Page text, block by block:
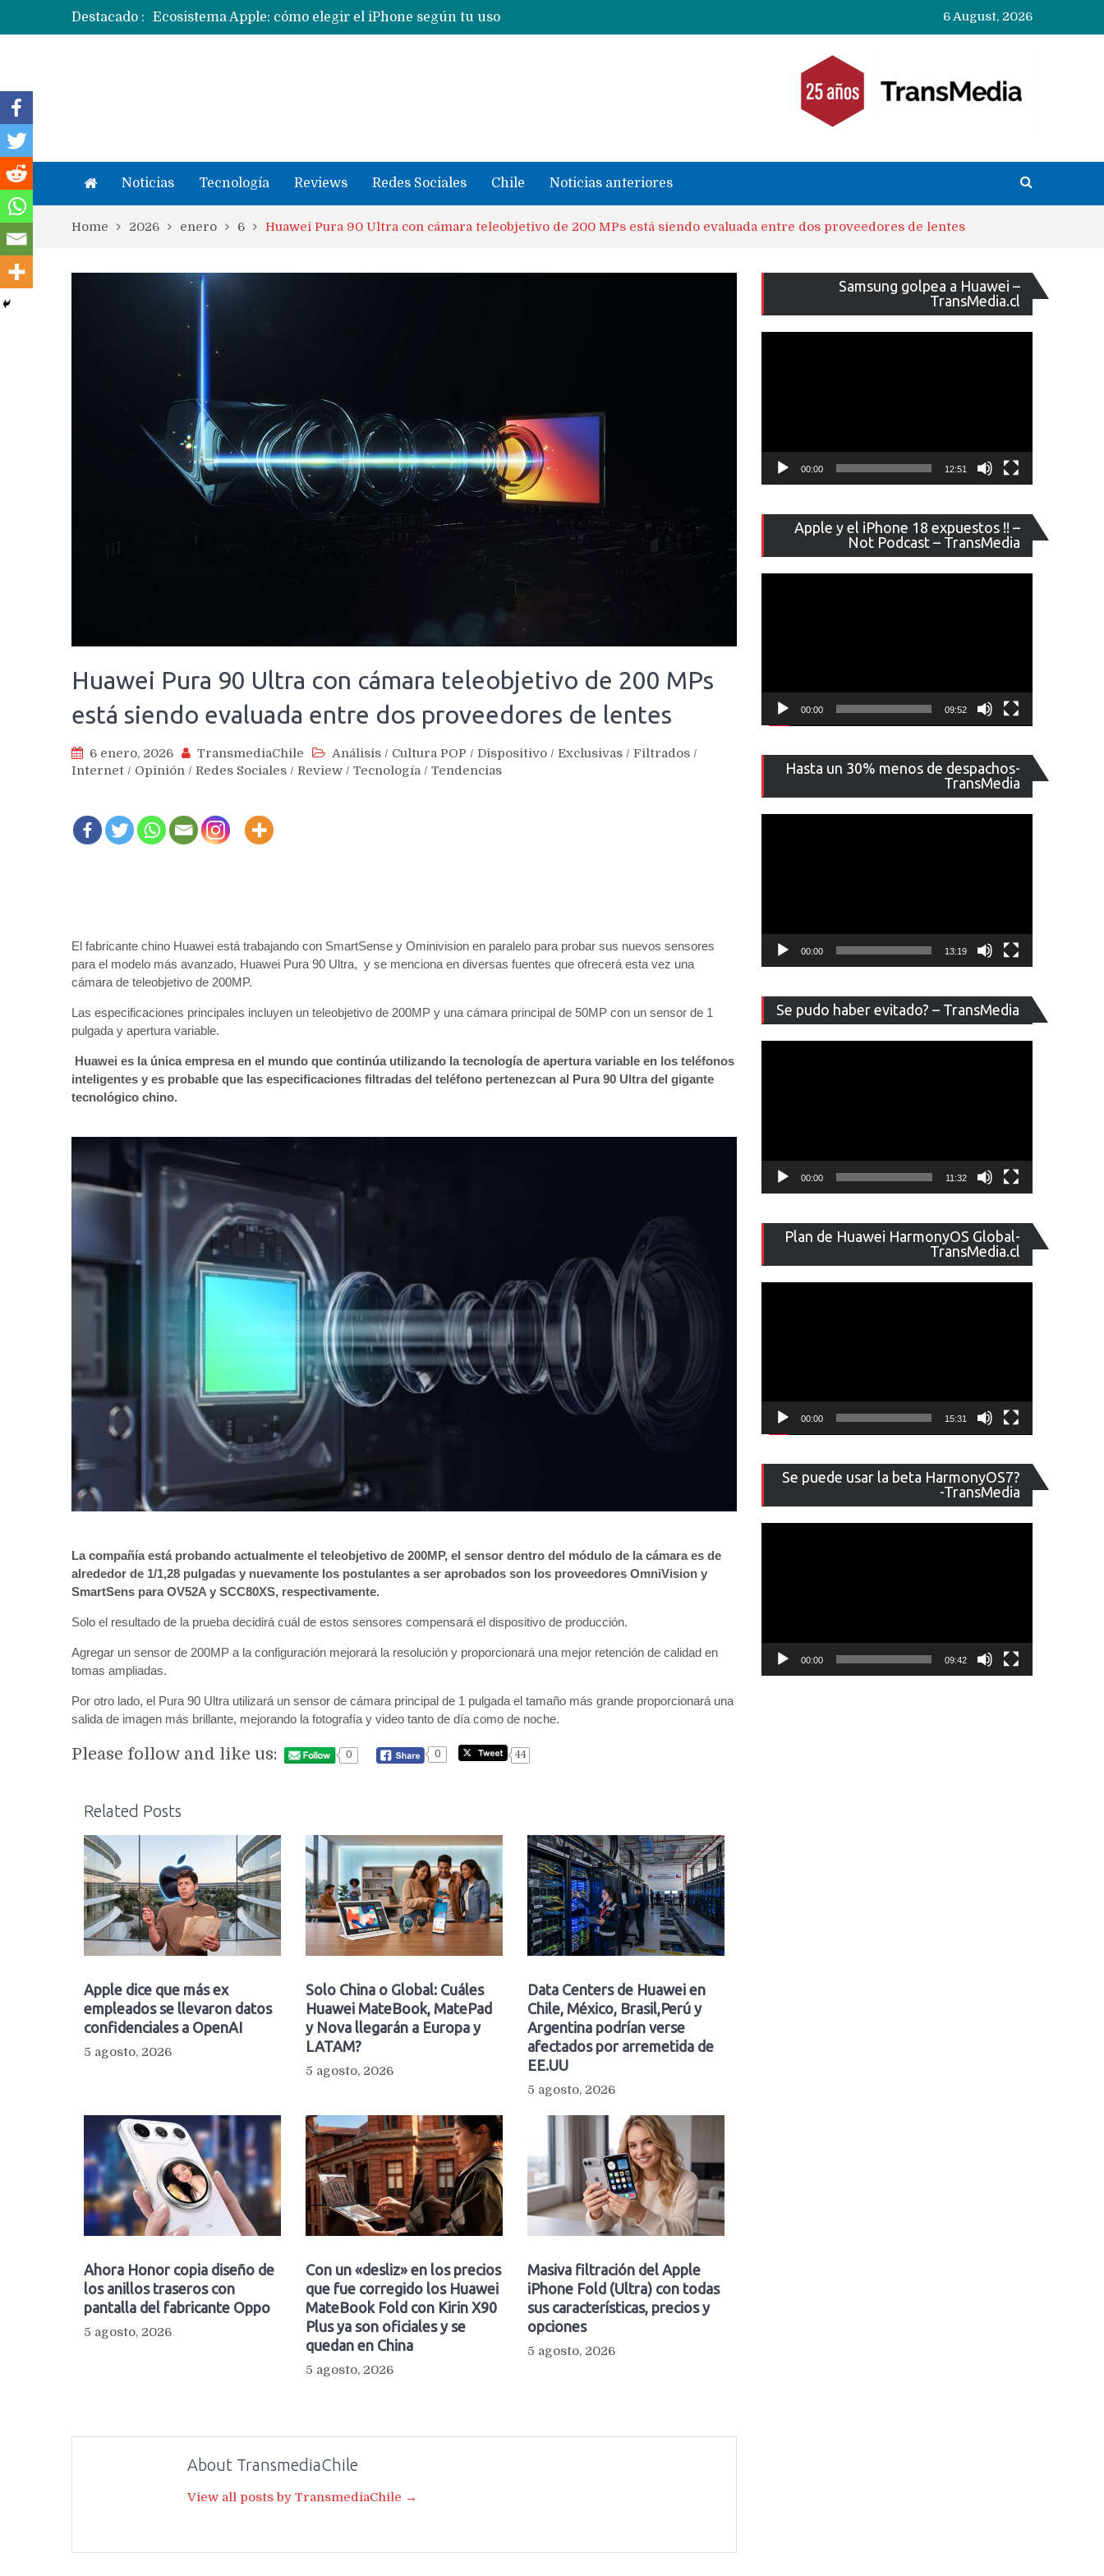
Destacado :
Ecosistema Apple: cómo elegir el iPhone según tu uso
6 August, 2026
Noticias Tecnología Reviews Redes Sociales Chile Noticias anteriores
Home 2026 enero 6 Huawei Pura 90 Ultra con cámara teleobjetivo de 200 MPs está siendo evaluada entre dos proveedores de lentes
Huawei Pura 90 Ultra con cámara teleobjetivo de 200 MPs
está siendo evaluada entre dos proveedores de lentes
6 enero, 2026 TransmediaChile Análisis / Cultura POP / Dispositivo / Exclusivas / Filtrados /
Internet / Opinión / Redes Sociales / Review / Tecnología / Tendencias
El fabricante chino Huawei está trabajando con SmartSense y Ominivision en paralelo para probar sus nuevos sensores
para el modelo más avanzado, Huawei Pura 90 Ultra, y se menciona en diversas fuentes que ofrecerá esta vez una
cámara de teleobjetivo de 200MP.
Las especificaciones principales incluyen un teleobjetivo de 200MP y una cámara principal de 50MP con un sensor de 1
pulgada y apertura variable.
Huawei es la única empresa en el mundo que continúa utilizando la tecnología de apertura variable en los teléfonos
inteligentes y es probable que las especificaciones filtradas del teléfono pertenezcan al Pura 90 Ultra del gigante
tecnológico chino.
La compañía está probando actualmente el teleobjetivo de 200MP, el sensor dentro del módulo de la cámara es de
alrededor de 1/1,28 pulgadas y nuevamente los postulantes a ser aprobados son los proveedores OmniVision y
SmartSens para OV52A y SCC80XS, respectivamente.
Solo el resultado de la prueba decidirá cuál de estos sensores compensará el dispositivo de producción.
Agregar un sensor de 200MP a la configuración mejorará la resolución y proporcionará una mejor retención de calidad en
tomas ampliadas.
Por otro lado, el Pura 90 Ultra utilizará un sensor de cámara principal de 1 pulgada el tamaño más grande proporcionará una
salida de imagen más brillante, mejorando la fotografía y video tanto de día como de noche.
Please follow and like us: 0 0 44
Related Posts
Apple dice que más ex
empleados se llevaron datos
confidenciales a OpenAI
5 agosto, 2026
Solo China o Global: Cuáles
Huawei MateBook, MatePad
y Nova llegarán a Europa y
LATAM?
5 agosto, 2026
Data Centers de Huawei en
Chile, México, Brasil,Perú y
Argentina podrían verse
afectados por arremetida de
EE.UU
5 agosto, 2026
Ahora Honor copia diseño de
los anillos traseros con
pantalla del fabricante Oppo
5 agosto, 2026
Con un «desliz» en los precios
que fue corregido los Huawei
MateBook Fold con Kirin X90
Plus ya son oficiales y se
quedan en China
5 agosto, 2026
Masiva filtración del Apple
iPhone Fold (Ultra) con todas
sus características, precios y
opciones
5 agosto, 2026
About TransmediaChile
View all posts by TransmediaChile →
Samsung golpea a Huawei –
TransMedia.cl
de
vídeo
00:00 12:51
Apple y el iPhone 18 expuestos !! –
Not Podcast – TransMedia
de
vídeo
00:00 09:52
Hasta un 30% menos de despachos-
TransMedia
de
vídeo
00:00 13:19
Se pudo haber evitado? – TransMedia
de
vídeo
00:00 11:32
Plan de Huawei HarmonyOS Global-
TransMedia.cl
de
vídeo
00:00 15:31
Se puede usar la beta HarmonyOS7?
-TransMedia
de
vídeo
00:00 09:42